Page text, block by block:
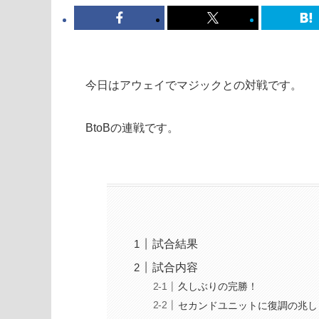
今日はアウェイでマジックとの対戦です。
BtoBの連戦です。
試合結果
試合内容
久しぶりの完勝！
セカンドユニットに復調の兆し